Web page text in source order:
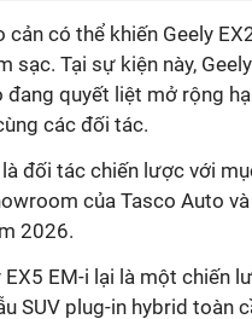
cản có thể khiến Geely
sạc. Tại sự kiện này,
đang quyết liệt mở rộng
các đối tác.
đối tác chiến lược với
của Tasco Auto
2026.
EX5 EM-i lại là một chiến
SUV plug-in hybrid toàn